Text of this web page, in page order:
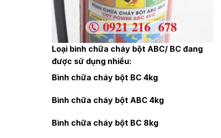
Loại bình chữa cháy bột ABC/ BC đang
được sử dụng nhiều:
Bình chữa cháy bột BC 4kg
Bình chữa cháy bột ABC 4kg
Bình chữa cháy bột BC 8kg